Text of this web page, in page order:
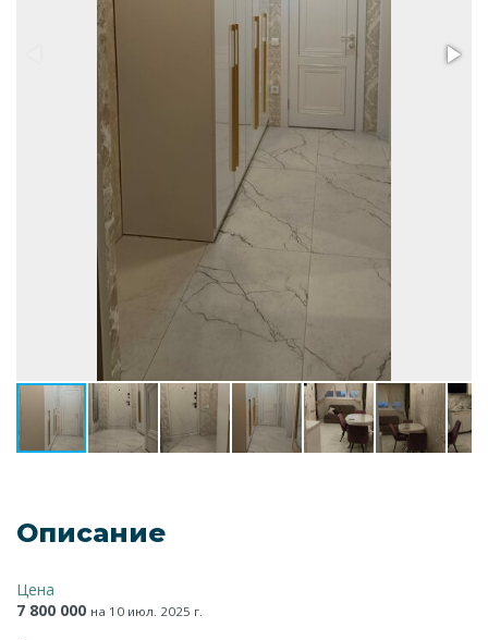
Описание
Цена
7 800 000 на 10 июл. 2025 г.